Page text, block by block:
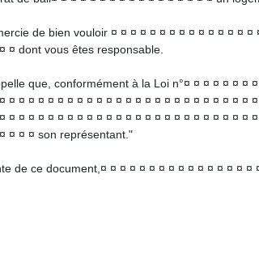
de bien vouloir ¤ ¤ ¤ ¤ ¤ ¤ ¤ ¤ ¤ ¤ ¤ ¤ ¤ ¤
¤ dont vous êtes responsable.
que, conformément à la Loi n°¤ ¤ ¤ ¤ ¤ ¤ ¤
¤ ¤ ¤ ¤ ¤ ¤ ¤ ¤ ¤ ¤ ¤ ¤ ¤ ¤ ¤ ¤ ¤ ¤ ¤ ¤ ¤ ¤ ¤ ¤ ¤
¤ ¤ ¤ ¤ ¤ ¤ ¤ ¤ ¤ ¤ ¤ ¤ ¤ ¤ ¤ ¤ ¤ ¤ ¤ ¤ ¤ ¤ ¤ ¤ ¤
¤ ¤ ¤ son représentant."
de ce document,¤ ¤ ¤ ¤ ¤ ¤ ¤ ¤ ¤ ¤ ¤ ¤ ¤ ¤ ¤ ¤